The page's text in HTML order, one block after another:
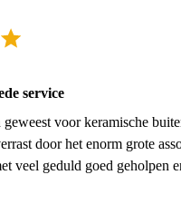
service
voor keramische
door het enorm grote
veel geduld goed geholpen